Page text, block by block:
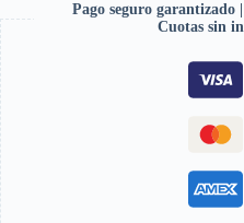
Pago seguro garantizado
Cuotas sin